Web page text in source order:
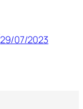
29/07/2023